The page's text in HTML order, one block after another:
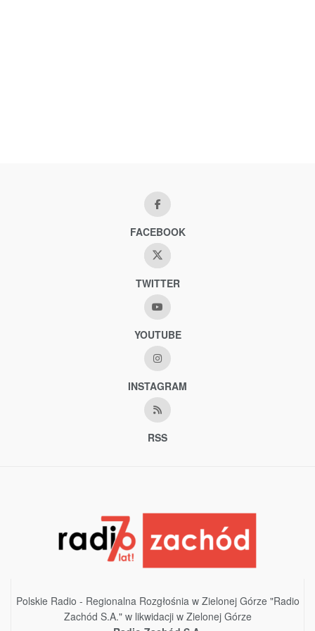
FACEBOOK
TWITTER
YOUTUBE
INSTAGRAM
RSS
Polskie Radio - Regionalna Rozgłośnia w Zielonej Górze "Radio
Zachód S.A." w likwidacji w Zielonej Górze